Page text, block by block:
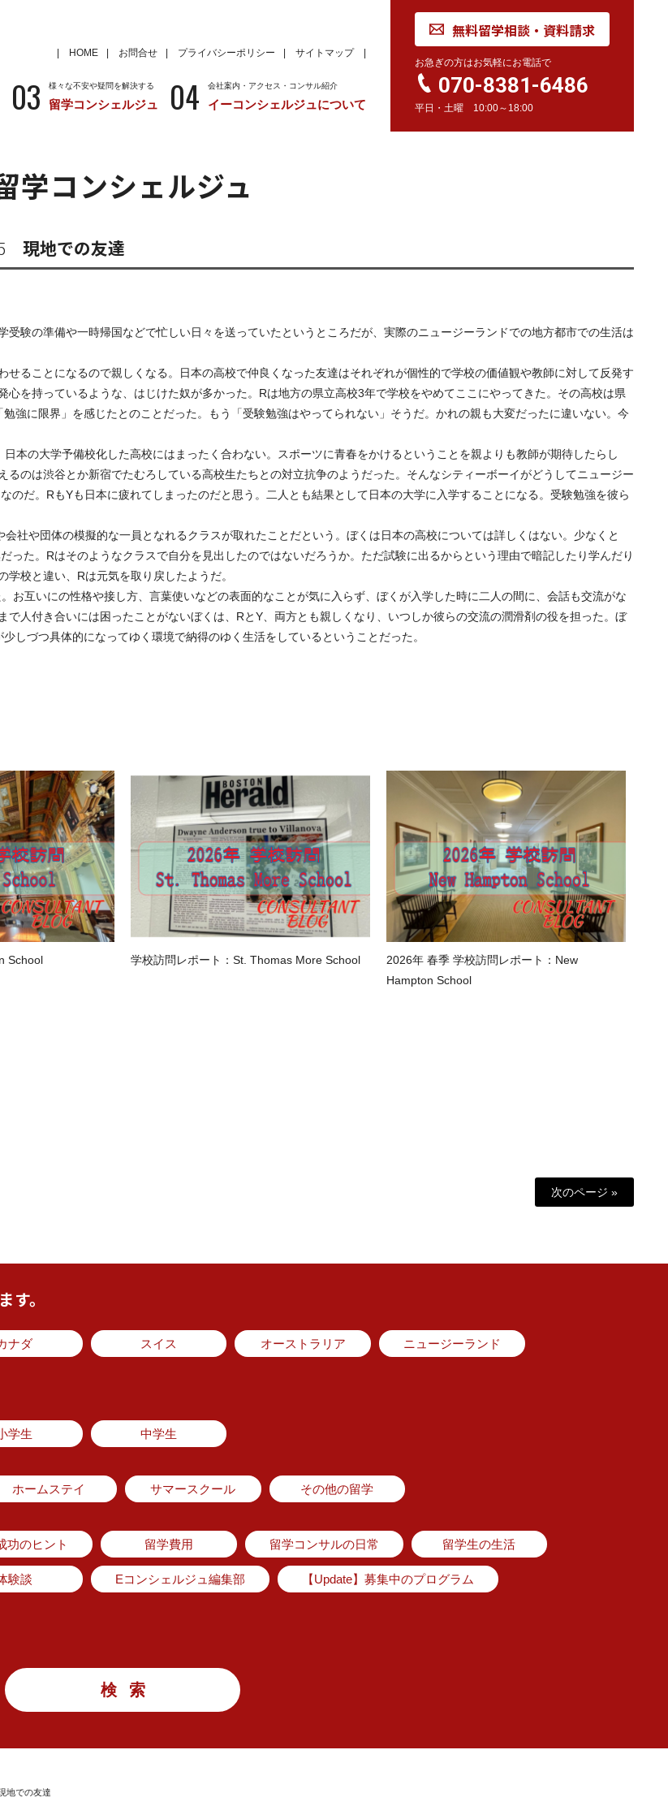
HOME お問合せ プライバシーポリシー サイトマップ
留学情報 学校情報
03 様々な不安や疑問を解決する
留学コンシェルジュ 04 会社案内・アクセス・コンサル紹介
イーコンシェルジュについて
無料留学相談・資料請求
お急ぎの方はお気軽にお電話で
070-8381-6486
平日・土曜 10:00～18:00
学コンシェルジュ
現地での友達
験の準備や一時帰国などで忙しい日々を送っていたというところだが、実際のニュージーランドでの地方都市での生活は
ることになるので親しくなる。日本の高校で仲良くなった友達はそれぞれが個性的で学校の価値観や教師に対して反発す
を持っているような、はじけた奴が多かった。Rは地方の県立高校3年で学校をやめてここにやってきた。その高校は県
強に限界」を感じたとのことだった。もう「受験勉強はやってられない」そうだ。かれの親も大変だったに違いない。今
本の大学予備校化した高校にはまったく合わない。スポーツに青春をかけるということを親よりも教師が期待したらし
のは渋谷とか新宿でたむろしている高校生たちとの対立抗争のようだった。そんなシティーボーイがどうしてニュージー
のだ。RもYも日本に疲れてしまったのだと思う。二人とも結果として日本の大学に入学することになる。受験勉強を彼ら
社や団体の模擬的な一員となれるクラスが取れたことだという。ぼくは日本の高校については詳しくはない。少なくと
った。Rはそのようなクラスで自分を見出したのではないだろうか。ただ試験に出るからという理由で暗記したり学んだり
校と違い、Rは元気を取り戻したようだ。
お互いにの性格や接し方、言葉使いなどの表面的なことが気に入らず、ぼくが入学した時に二人の間に、会話も交流がな
人付き合いには困ったことがないぼくは、RとY、両方とも親しくなり、いつしか彼らの交流の潤滑剤の役を担った。ぼ
しづつ具体的になってゆく環境で納得のゆく生活をしているということだった。
School 学校訪問レポート：St. Thomas More School
2026年 春季 学校訪問レポート：New
Hampton School
次のページ »
。
ナダ スイス オーストラリア ニュージーランド
学生 中学生
ホームステイ サマースクール その他の留学
功のヒント 留学費用 留学コンサルの日常 留学生の生活
験談 Eコンシェルジュ編集部 【Update】募集中のプログラム
地での友達